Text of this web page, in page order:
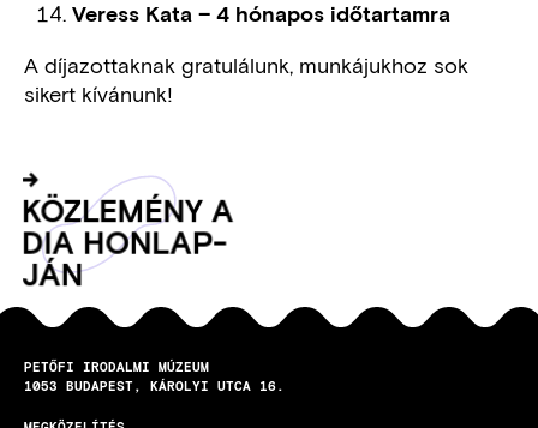
Veress Kata – 4 hónapos időtartamra
A díjazottaknak gratulálunk, munkájukhoz sok
sikert kívánunk!
KÖZ­LE­MÉNY A
DIA HON­LAP­
JÁN
PETŐFI IRODALMI MÚZEUM
1053
BUDAPEST KÁROLYI UTCA 16.